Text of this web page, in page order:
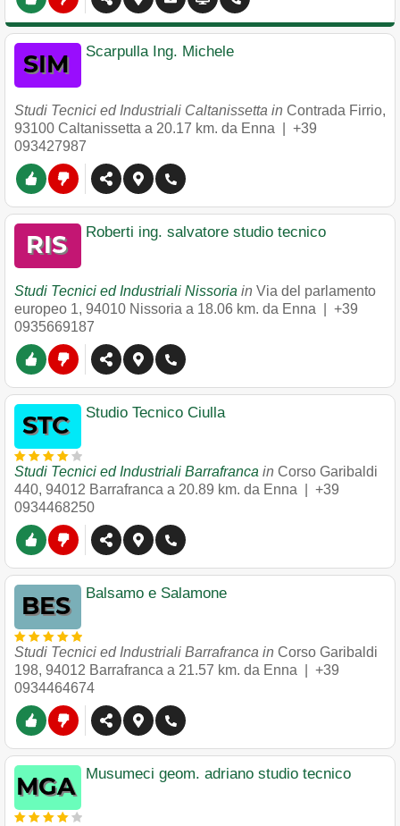
Scarpulla Ing. Michele
Studi Tecnici ed Industriali Caltanissetta in Contrada Firrio,
93100 Caltanissetta a 20.17 km. da Enna | +39
093427987
Roberti ing. salvatore studio tecnico
Studi Tecnici ed Industriali Nissoria in Via del parlamento
europeo 1, 94010 Nissoria a 18.06 km. da Enna | +39
0935669187
Studio Tecnico Ciulla
Studi Tecnici ed Industriali Barrafranca in Corso Garibaldi
440, 94012 Barrafranca a 20.89 km. da Enna | +39
0934468250
Balsamo e Salamone
Studi Tecnici ed Industriali Barrafranca in Corso Garibaldi
198, 94012 Barrafranca a 21.57 km. da Enna | +39
0934464674
Musumeci geom. adriano studio tecnico